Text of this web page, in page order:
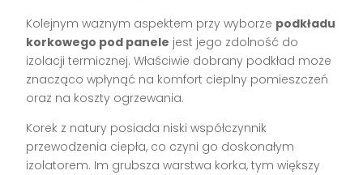
Kolejnym ważnym aspektem przy wyborze podkładu
korkowego pod panele jest jego zdolność do
izolacji termicznej. Właściwie dobrany podkład może
znacząco wpłynąć na komfort cieplny pomieszczeń
oraz na koszty ogrzewania.
Korek z natury posiada niski współczynnik
przewodzenia ciepła, co czyni go doskonałym
izolatorem. Im grubsza warstwa korka, tym większy